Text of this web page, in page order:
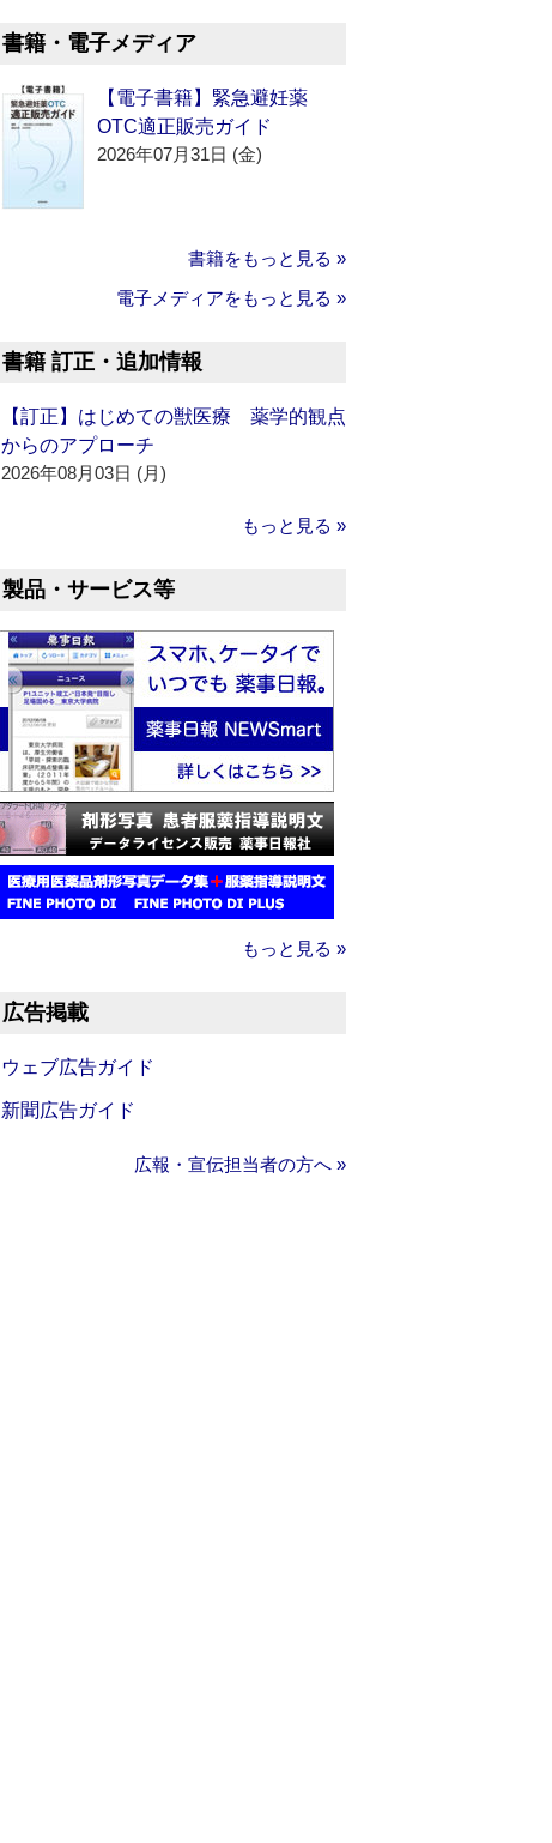
書籍・電子メディア
【電子書籍】緊急避妊薬
OTC適正販売ガイド
2026年07月31日 (金)
書籍をもっと見る »
電子メディアをもっと見る »
書籍 訂正・追加情報
【訂正】はじめての獣医療 薬学的観点
からのアプローチ
2026年08月03日 (月)
もっと見る »
製品・サービス等
もっと見る »
広告掲載
ウェブ広告ガイド
新聞広告ガイド
広報・宣伝担当者の方へ »